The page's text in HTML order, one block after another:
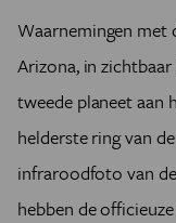
Waarnemingen met
Arizona, in
tweede planeet aan
helderste ring van
infraroodfoto van
hebben de